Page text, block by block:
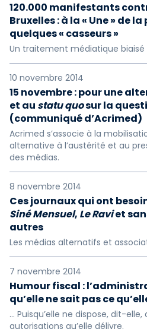
120.000 manifestants
Bruxelles : à la « Une » de
quelques « casseurs »
Un traitement médiatique biaisé
10 novembre 2014
15 novembre : pour une
et au statu quosur la
(communiqué d’Acrimed)
Acrimed s’associe à la
alternative à l’austérité et au
des médias.
8 novembre 2014
Ces journaux qui ont
Siné Mensuel, Le Raviet
autres
Les médias alternatifs et
7 novembre 2014
Humour fiscal :
qu’elle ne sait pas ce
… Puisqu’elle ne dispose, dit-
autorisations qu’elle délivre.